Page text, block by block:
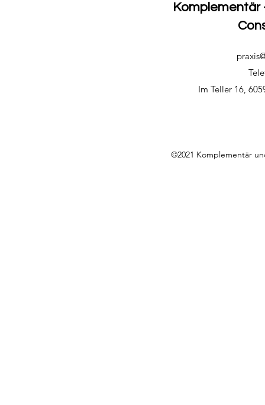
Komplementär
Im Teller 16,
©2021 Komplementär